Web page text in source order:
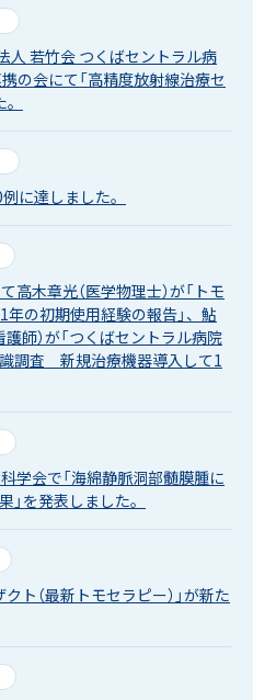
人 若竹会 つくばセントラル病
の会にて「高精度放射線治療セ
に達しました。
木章光（医学物理士）が「トモ
年の初期使用経験の報告」、鮎
師）が「つくばセントラル病院
調査 新規治療機器導入して1
学会で「海綿静脈洞部髄膜腫に
を発表しました。
ト（最新トモセラピー）」が新た